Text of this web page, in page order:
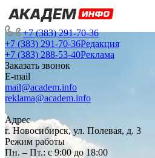
+7 (383) 291-70-36
+7 (383) 291-70-36Редакция
+7 (383) 288-53-40Реклама
Заказать звонок
E-mail
mail@academ.info
reklama@academ.info
Адрес
г. Новосибирск, ул. Полевая, д. 3
Режим работы
Пн. – Пт.: с 9:00 до 18:00